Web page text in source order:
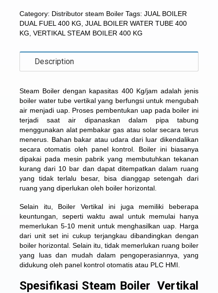
Category: Distributor steam Boiler Tags: JUAL BOILER
DUAL FUEL 400 KG JUAL BOILER WATER TUBE 400
KG VERTIKAL STEAM BOILER 400 KG
Description
Steam Boiler dengan kapasitas 400 Kg/jam adalah jenis
boiler water tube vertikal yang berfungsi untuk mengubah
air menjadi uap. Proses pembentukan uap pada boiler ini
terjadi saat air dipanaskan dalam pipa tabung
menggunakan alat pembakar gas atau solar secara terus
menerus. Bahan bakar atau udara dari luar dikendalikan
secara otomatis oleh panel kontrol. Boiler ini biasanya
dipakai pada mesin pabrik yang membutuhkan tekanan
kurang dari 10 bar dan dapat ditempatkan dalam ruang
yang tidak terlalu besar, bisa dianggap setengah dari
ruang yang diperlukan oleh boiler horizontal.
Selain itu, Boiler Vertikal ini juga memiliki beberapa
keuntungan, seperti waktu awal untuk memulai hanya
memerlukan 5-10 menit untuk menghasilkan uap. Harga
dari unit set ini cukup terjangkau dibandingkan dengan
boiler horizontal. Selain itu, tidak memerlukan ruang boiler
yang luas dan mudah dalam pengoperasiannya, yang
didukung oleh panel kontrol otomatis atau PLC HMI.
Spesifikasi Steam Boiler Vertikal